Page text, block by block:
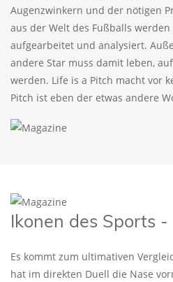
Augenzwinkern und der nötigen
aus der Welt des Fußballs werden
aufgearbeitet und analysiert.
andere Star muss damit leben,
werden. Life is a Pitch macht vor
Pitch ist eben der etwas andere
Ikonen des Sports
Es kommt zum ultimativen
hat im direkten Duell die Nase